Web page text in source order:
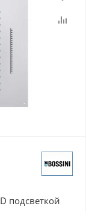
подсветкой